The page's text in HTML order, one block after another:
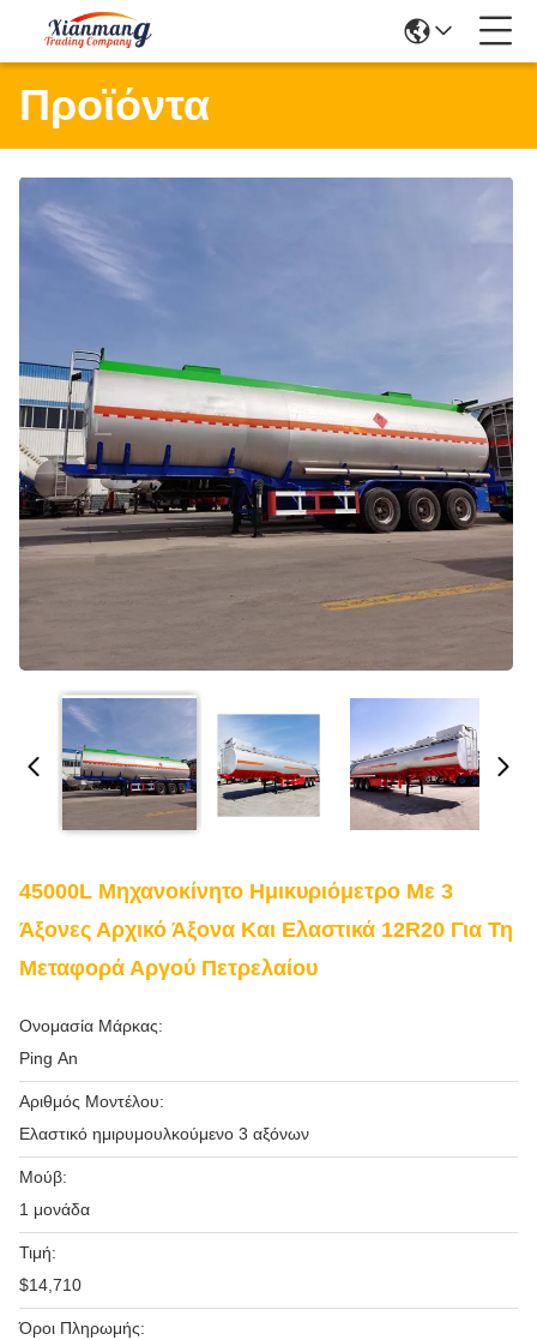
Προϊόντα
45000L Μηχανοκίνητο Ημικυριόμετρο Με 3
Άξονες Αρχικό Άξονα Και Ελαστικά 12R20 Για Τη
Μεταφορά Αργού Πετρελαίου
Ονομασία Μάρκας:
Ping An
Αριθμός Μοντέλου:
Ελαστικό ημιρυμουλκούμενο 3 αξόνων
Μούβ:
1 μονάδα
Τιμή:
$14,710
Όροι Πληρωμής: